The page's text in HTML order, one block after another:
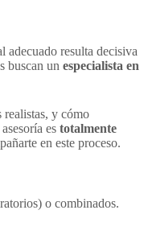
adecuado resulta decisiva
buscan un especialista en
realistas, y cómo
es totalmente
en este proceso.
o combinados.